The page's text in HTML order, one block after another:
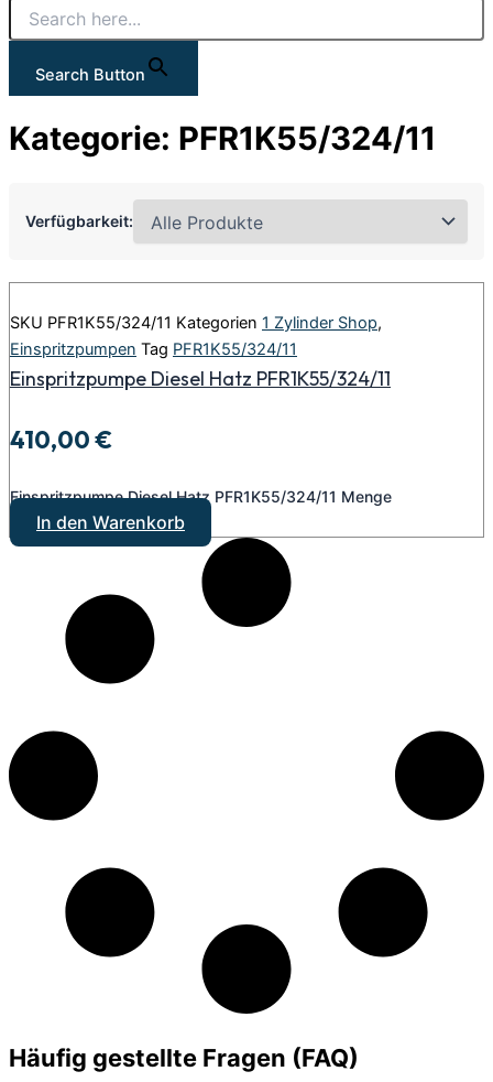
Search Button
Kategorie: PFR1K55/324/11
Verfügbarkeit:
SKU PFR1K55/324/11 Kategorien 1 Zylinder Shop,
Einspritzpumpen Tag PFR1K55/324/11
Einspritzpumpe Diesel Hatz PFR1K55/324/11
410,00€
Einspritzpumpe Diesel Hatz PFR1K55/324/11 Menge
In den Warenkorb
Häufig gestellte Fragen (FAQ)